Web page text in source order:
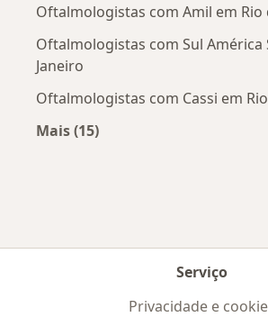
Oftalmologistas com Amil em Rio
Oftalmologistas com Sul América
Janeiro
Oftalmologistas com Cassi em
Mais (15)
Serviço
Privacidade e